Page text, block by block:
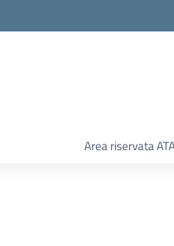
Area riservata